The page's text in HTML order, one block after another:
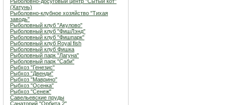
(Хатунь)
Рыболовно-клубное хозяйство "Тихая
заводь"
Рыболовный клуб "Акулово"
Рыболовный клуб "ФишЛэнд"
Рыболовный клуб "Фишпарк"
Рыболовный клуб Royal fish
Рыболовный клуб Фишка
Рыболовный парк "Лагуна"
Рыболовный парк "Саби"
Рыбхоз "Генезис"
Рыбхоз "Двенди"
Рыбхоз "Маврино"
Рыбхоз "Осенка"
Рыбхоз "Сенеж"
Савельевские пруды
Санаторий "Орбита 2"